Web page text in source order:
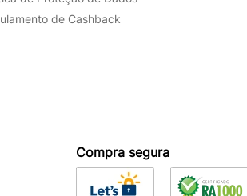
de Cashback
Compra segura